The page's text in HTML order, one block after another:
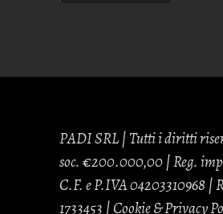
PADI SRL | Tutti i diritti
soc. €200.000,00 | Reg.
C.F. e P.IVA 04203310968 |
1733453 |Cookie & Privacy